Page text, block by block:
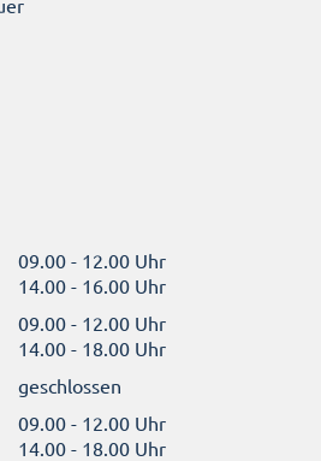
09.00 - 12.00 Uhr
14.00 - 16.00 Uhr
09.00 - 12.00 Uhr
14.00 - 18.00 Uhr
geschlossen
09.00 - 12.00 Uhr
14.00 - 18.00 Uhr